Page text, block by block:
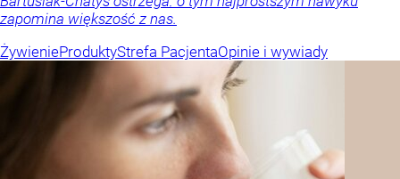
zapomina większość z nas.
ŻywienieProduktyStrefa PacjentaOpinie i wywiady